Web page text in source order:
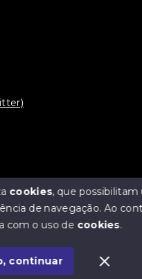
- Imobiliária SÃO VICENTE
cookies, que possibilitam
de navegação.Ao
com o uso de cookies.
continuar